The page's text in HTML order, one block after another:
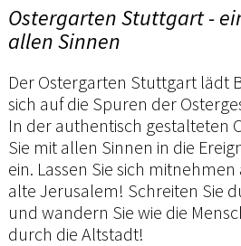
Ostergarten Stuttgart -
allen Sinnen
Der Ostergarten Stuttgart lädt
sich auf die Spuren der
In der authentisch gestalteten
Sie mit allen Sinnen in die
ein. Lassen Sie sich mitnehmen
alte Jerusalem! Schreiten Sie
und wandern Sie wie die
durch die Altstadt!